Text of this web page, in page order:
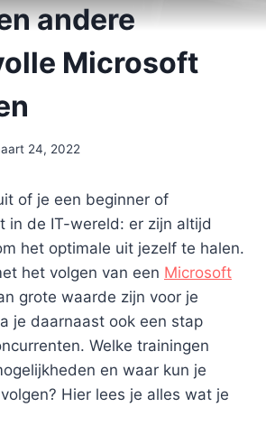
andere
Microsoft
24, 2022
of je een beginner of
in de IT-wereld: er zijn altijd
het optimale uit jezelf te halen.
het volgen van een Microsoft
grote waarde zijn voor je
je daarnaast ook een stap
Welke trainingen
en waar kun je
Hier lees je alles wat je